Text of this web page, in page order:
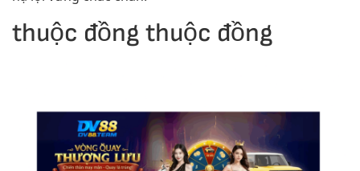
thuộc đồng thuộc đồng